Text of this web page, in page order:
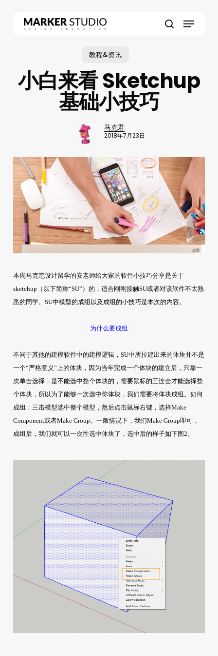
Menu
教程&资讯
小白来看 Sketchup
基础小技巧
马克君
2018年7月23日
本周马克笔设计留学的安老师给大家的软件小技巧分享是关于
sketchup（以下简称“SU”）的，适合刚刚接触SU或者对该软件不太熟
悉的同学。SU中模型的成组以及成组的小技巧是本次的内容。
为什么要成组
不同于其他的建模软件中的建模逻辑，SU中所拉建出来的体块并不是
一个“严格意义”上的体块，因为当年完成一个体块的建立后，只靠一
次单击选择，是不能选中整个体块的，需要鼠标的三连击才能选择整
个体块，所以为了能够一次选中你体块，我们需要将体块成组。如何
成组：三击模型选中整个模型，然后点击鼠标右键，选择Make
Component或者Make Group。一般情况下，我们Make Group即可，
成组后，我们就可以一次性选中体块了，选中后的样子如下图2。